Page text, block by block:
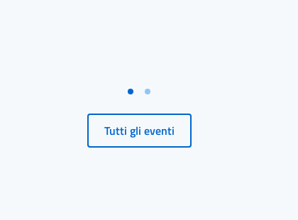
Tutti gli eventi